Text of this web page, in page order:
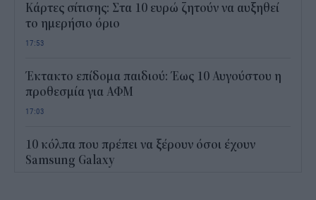
Κάρτες σίτισης: Στα 10 ευρώ ζητούν να αυξηθεί
το ημερήσιο όριο
17:53
Έκτακτο επίδομα παιδιού: Έως 10 Αυγούστου η
προθεσμία για ΑΦΜ
17:03
10 κόλπα που πρέπει να ξέρουν όσοι έχουν
Samsung Galaxy